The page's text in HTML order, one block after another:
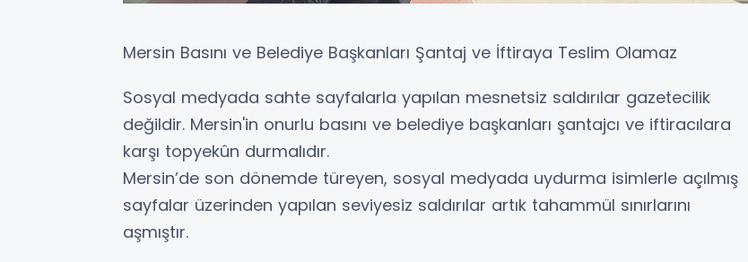
Mersin Basını ve Belediye Başkanları Şantaj ve İftiraya Teslim Olamaz
Sosyal medyada sahte sayfalarla yapılan mesnetsiz saldırılar gazetecilik
değildir. Mersin'in onurlu basını ve belediye başkanları şantajcı ve iftiracılara
karşı topyekûn durmalıdır.
Mersin’de son dönemde türeyen, sosyal medyada uydurma isimlerle açılmış
sayfalar üzerinden yapılan seviyesiz saldırılar artık tahammül sınırlarını
aşmıştır.